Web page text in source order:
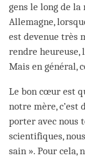
gens le long de
Allemagne,
est devenue très
rendre
Mais en général,
Le bon cœur est
notre mère, c’est
porter avec nous
scientifiques,
sain ». Pour cela,